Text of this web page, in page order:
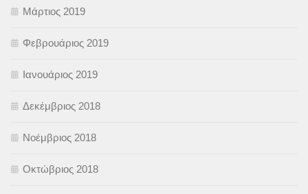
Μάρτιος 2019
Φεβρουάριος 2019
Ιανουάριος 2019
Δεκέμβριος 2018
Νοέμβριος 2018
Οκτώβριος 2018